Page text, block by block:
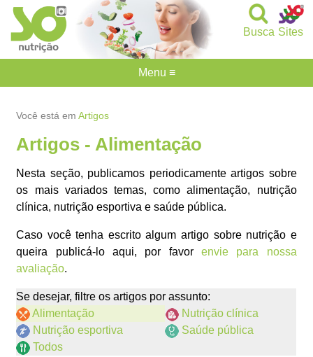
Sites
Busca
Você está emArtigos
Artigos - Alimentação
Nesta seção, publicamos periodicamente artigos sobre
os mais variados temas, como alimentação, nutrição
clínica, nutrição esportiva e saúde pública.
Caso você tenha escrito algum artigo sobre nutrição e
queira publicá-lo aqui, por favor envie para nossa
avaliação.
Se desejar, filtre os artigos por assunto:
Alimentação
Nutrição clínica
Nutrição esportiva
Saúde pública
Todos